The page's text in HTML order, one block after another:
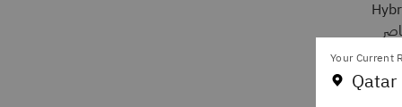
Your Current